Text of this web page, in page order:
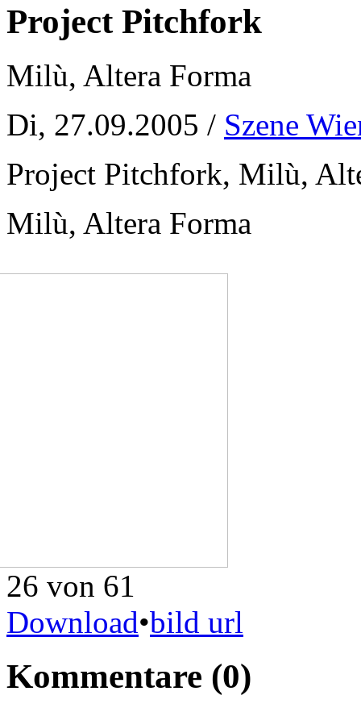
Project Pitchfork
Milù, Altera Forma
Di, 27.09.2005 / Szene
Project Pitchfork, Milù,
Milù, Altera Forma
26 von 61
Download•bild url
Kommentare (0)